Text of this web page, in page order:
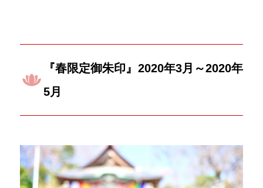
『春限定御朱印』2020年3月～2020年
5月